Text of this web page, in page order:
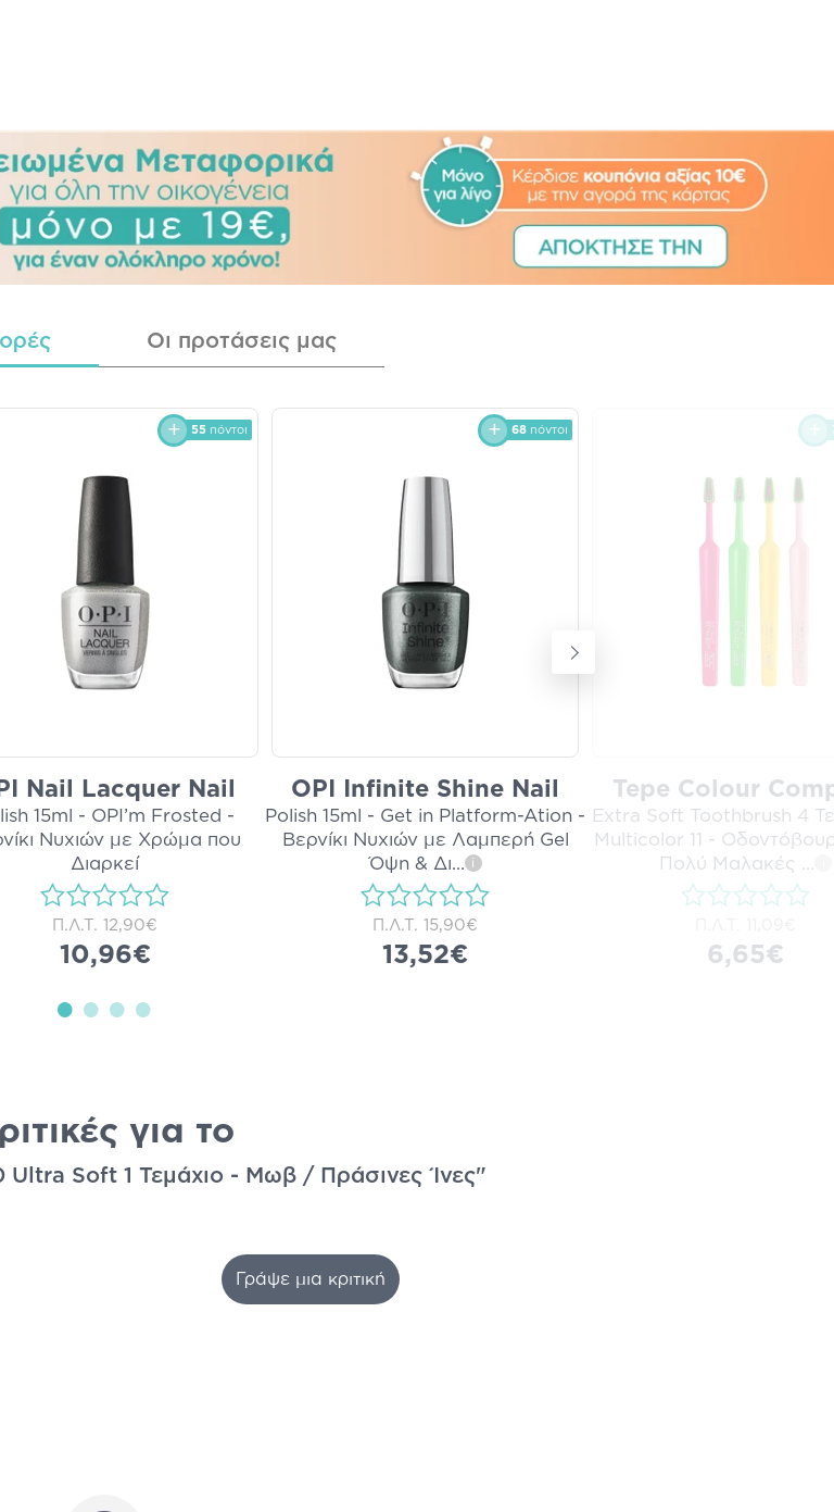
Οι προτάσεις μας
55 πόντοι
Nail Lacquer Nail
15ml - OPI’m Frosted -
Νυχιών με Χρώμα που
Διαρκεί
Π.Λ.Τ. 12,90€
10,96€
68 πόντοι
OPI Infinite Shine Nail
Polish 15ml - Get in Platform-Ation -
Βερνίκι Νυχιών με Λαμπερή Gel
Όψη & Δι... i
Π.Λ.Τ. 15,90€
13,52€
Tepe Colour
Extra Soft Toothbrush 4
Multicolor 11 -
Πολύ Μαλακές
6,65€
για το
Soft 1 Τεμάχιο - Μωβ / Πράσινες Ίνες"
Γράψε μια κριτική